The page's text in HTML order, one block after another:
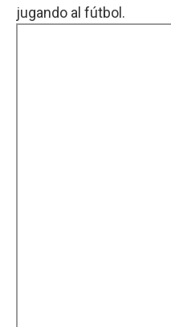
jugando al fútbol.